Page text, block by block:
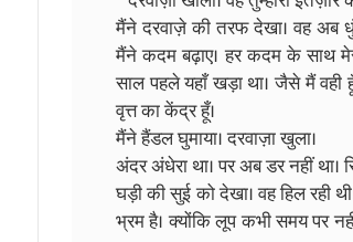
मैंने दरवाज़े की तरफ देखा। वह अब
मैंने कदम बढ़ाए। हर कदम के साथ
साल पहले यहाँ खड़ा था। जैसे मैं
वृत्त का केंद्र हूँ।
मैंने हैंडल घुमाया। दरवाज़ा खुला।
अंदर अंधेरा था। पर अब डर नहीं था।
घड़ी की सुई को देखा। वह हिल रही
भ्रम है। क्योंकि लूप कभी समय पर